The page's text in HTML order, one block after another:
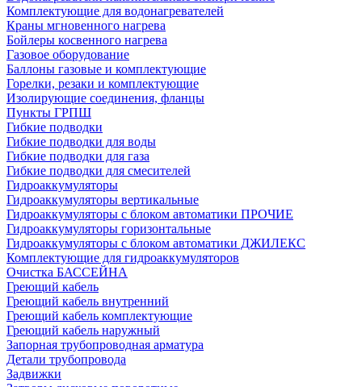
Комплектующие для водонагревателей
Краны мгновенного нагрева
Бойлеры косвенного нагрева
Газовое оборудование
Баллоны газовые и комплектующие
Горелки, резаки и комплектующие
Изолирующие соединения, фланцы
Пункты ГРПШ
Гибкие подводки
Гибкие подводки для воды
Гибкие подводки для газа
Гибкие подводки для смесителей
Гидроаккумуляторы
Гидроаккумуляторы вертикальные
Гидроаккумуляторы с блоком автоматики ПРОЧИЕ
Гидроаккумуляторы горизонтальные
Гидроаккумуляторы с блоком автоматики ДЖИЛЕКС
Комплектующие для гидроаккумуляторов
Очистка БАССЕЙНА
Греющий кабель
Греющий кабель внутренний
Греющий кабель комплектующие
Греющий кабель наружный
Запорная трубопроводная арматура
Детали трубопровода
Задвижки